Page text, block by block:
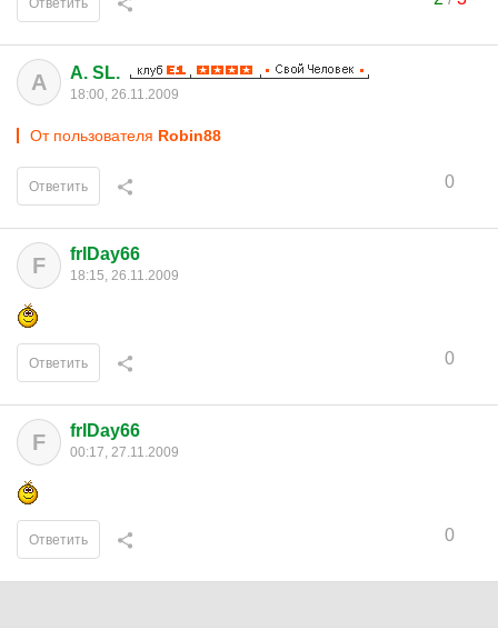
A A. SL.
18:00, 26.11.2009
От пользователя Robin88
0
Ответить
F frIDay66
18:15, 26.11.2009
0
Ответить
F frIDay66
00:17, 27.11.2009
0
Ответить